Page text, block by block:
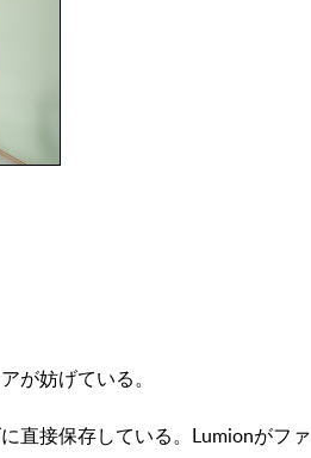
が妨げている。
直接保存している。Lumionがファ